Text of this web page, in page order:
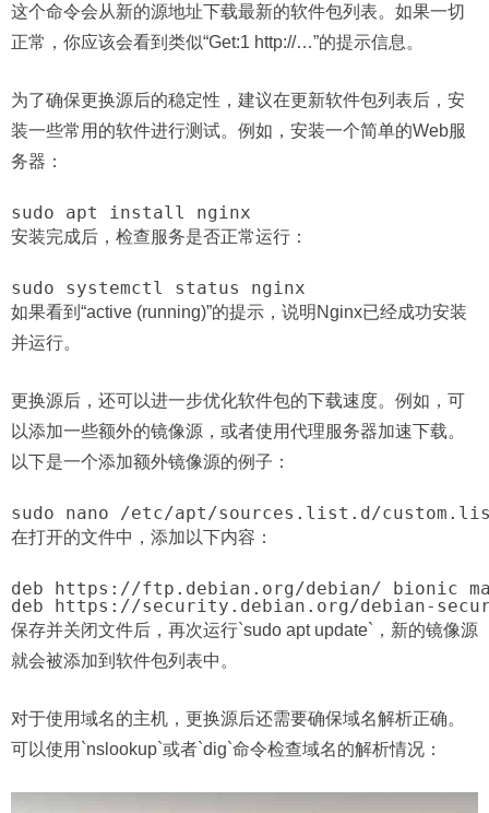
这个命令会从新的源地址下载最新的软件包列表。如果一切
正常，你应该会看到类似“Get:1 http://…”的提示信息。
为了确保更换源后的稳定性，建议在更新软件包列表后，安
装一些常用的软件进行测试。例如，安装一个简单的Web服
务器：
sudo apt install nginx
安装完成后，检查服务是否正常运行：
sudo systemctl status nginx
如果看到“active (running)”的提示，说明Nginx已经成功安装
并运行。
更换源后，还可以进一步优化软件包的下载速度。例如，可
以添加一些额外的镜像源，或者使用代理服务器加速下载。
以下是一个添加额外镜像源的例子：
sudo nano /etc/apt/sources.list.d/
在打开的文件中，添加以下内容：
deb https://ftp.debian.org/debian/ bionic
deb https://security.debian.org/debian-
保存并关闭文件后，再次运行`sudo apt update`，新的镜像源
就会被添加到软件包列表中。
对于使用域名的主机，更换源后还需要确保域名解析正确。
可以使用`nslookup`或者`dig`命令检查域名的解析情况：